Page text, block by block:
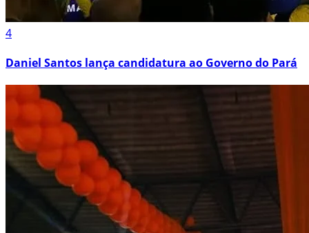
4
Daniel Santos lança candidatura ao Governo do Pará